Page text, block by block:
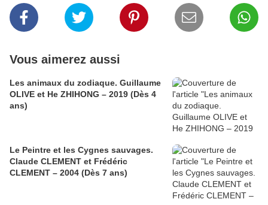
Vous aimerez aussi
Les animaux du zodiaque. Guillaume
OLIVE et He ZHIHONG – 2019 (Dès 4
ans)
Le Peintre et les Cygnes sauvages.
Claude CLEMENT et Frédéric
CLEMENT – 2004 (Dès 7 ans)